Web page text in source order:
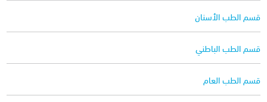
قسم الطب الأسنان
قسم الطب الباطني
قسم الطب العام